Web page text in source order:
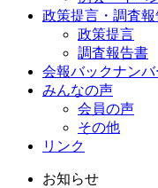
政策提言・調査報
政策提言
調査報告書
会報バックナンバ
みんなの声
会員の声
その他
リンク
お知らせ